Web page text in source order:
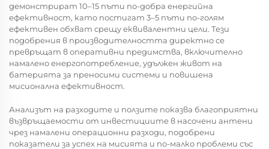
демонстрират 10–15 пъти по-добра енергийна
ефективност, като постигат 3–5 пъти по-голям
ефективен обхват срещу еквивалентни цели. Тези
подобрения в производителността директно се
превръщат в оперативни предимства, включително
намалено енергопотребление, удължен живот на
батерията за преносими системи и повишена
мисионална ефективност.
Анализът на разходите и ползите показва благоприятни
възвръщаемости от инвестициите в насочени антени
чрез намалени операционни разходи, подобрени
показатели за успех на мисията и по-малко проблеми със